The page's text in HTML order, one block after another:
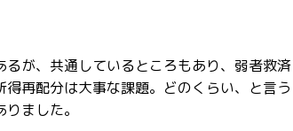
が、共通しているところもあり、弱者救済
再配分は大事な課題。どのくらい、と言う
ました。